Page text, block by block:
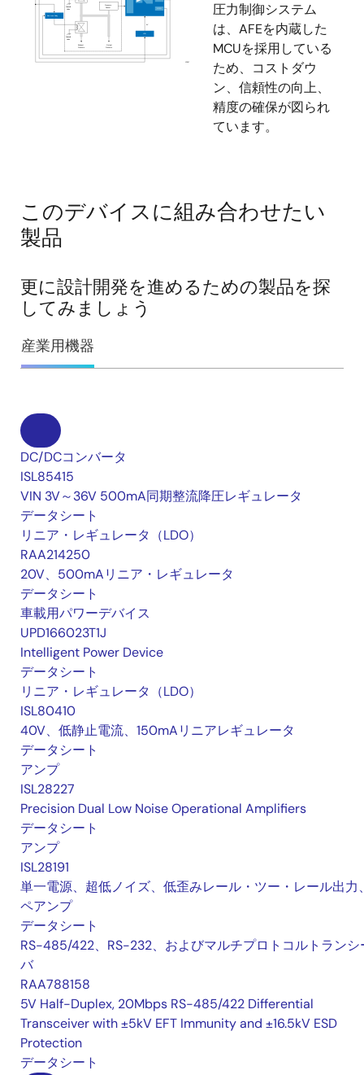
圧力制御システム
は、AFEを内蔵した
MCUを採用している
ため、コストダウ
ン、信頼性の向上、
精度の確保が図られ
ています。
このデバイスに組み合わせたい
製品
更に設計開発を進めるための製品を探
してみましょう
産業用機器
DC/DCコンバータ
ISL85415
VIN 3V～36V 500mA同期整流降圧レギュレータ
データシート
リニア・レギュレータ（LDO）
RAA214250
20V、500mAリニア・レギュレータ
データシート
車載用パワーデバイス
UPD166023T1J
Intelligent Power Device
データシート
リニア・レギュレータ（LDO）
ISL80410
40V、低静止電流、150mAリニアレギュレータ
データシート
アンプ
ISL28227
Precision Dual Low Noise Operational Amplifiers
データシート
アンプ
ISL28191
単一電源、超低ノイズ、低歪みレール・ツー・レール出力
ペアンプ
データシート
RS-485/422、RS-232、およびマルチプロトコルトランシ
バ
RAA788158
5V Half-Duplex, 20Mbps RS-485/422 Differential
Transceiver with ±5kV EFT Immunity and ±16.5kV ESD
Protection
データシート